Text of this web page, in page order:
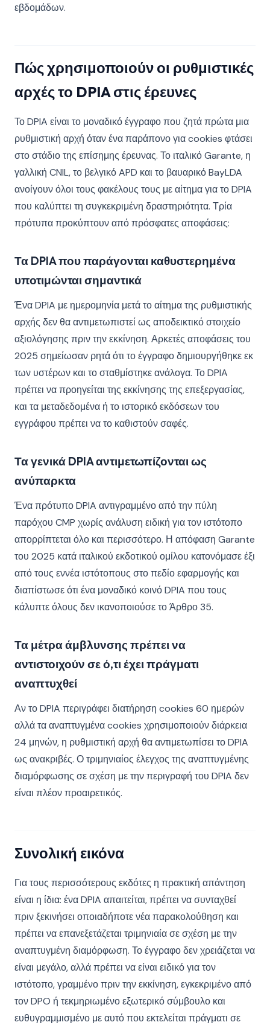
εβδομάδων.
Πώς χρησιμοποιούν οι ρυθμιστικές
αρχές το DPIA στις έρευνες
Το DPIA είναι το μοναδικό έγγραφο που ζητά πρώτα μια
ρυθμιστική αρχή όταν ένα παράπονο για cookies φτάσει
στο στάδιο της επίσημης έρευνας. Το ιταλικό Garante, η
γαλλική CNIL, το βελγικό APD και το βαυαρικό BayLDA
ανοίγουν όλοι τους φακέλους τους με αίτημα για το DPIA
που καλύπτει τη συγκεκριμένη δραστηριότητα. Τρία
πρότυπα προκύπτουν από πρόσφατες αποφάσεις:
Τα DPIA που παράγονται καθυστερημένα
υποτιμώνται σημαντικά
Ένα DPIA με ημερομηνία μετά το αίτημα της ρυθμιστικής
αρχής δεν θα αντιμετωπιστεί ως αποδεικτικό στοιχείο
αξιολόγησης πριν την εκκίνηση. Αρκετές αποφάσεις του
2025 σημείωσαν ρητά ότι το έγγραφο δημιουργήθηκε εκ
των υστέρων και το σταθμίστηκε ανάλογα. Το DPIA
πρέπει να προηγείται της εκκίνησης της επεξεργασίας,
και τα μεταδεδομένα ή το ιστορικό εκδόσεων του
εγγράφου πρέπει να το καθιστούν σαφές.
Τα γενικά DPIA αντιμετωπίζονται ως
ανύπαρκτα
Ένα πρότυπο DPIA αντιγραμμένο από την πύλη
παρόχου CMP χωρίς ανάλυση ειδική για τον ιστότοπο
απορρίπτεται όλο και περισσότερο. Η απόφαση Garante
του 2025 κατά ιταλικού εκδοτικού ομίλου κατονόμασε έξι
από τους εννέα ιστότοπους στο πεδίο εφαρμογής και
διαπίστωσε ότι ένα μοναδικό κοινό DPIA που τους
κάλυπτε όλους δεν ικανοποιούσε το Άρθρο 35.
Τα μέτρα άμβλυνσης πρέπει να
αντιστοιχούν σε ό,τι έχει πράγματι
αναπτυχθεί
Αν το DPIA περιγράφει διατήρηση cookies 60 ημερών
αλλά τα αναπτυγμένα cookies χρησιμοποιούν διάρκεια
24 μηνών, η ρυθμιστική αρχή θα αντιμετωπίσει το DPIA
ως ανακριβές. Ο τριμηνιαίος έλεγχος της αναπτυγμένης
διαμόρφωσης σε σχέση με την περιγραφή του DPIA δεν
είναι πλέον προαιρετικός.
Συνολική εικόνα
Για τους περισσότερους εκδότες η πρακτική απάντηση
είναι η ίδια: ένα DPIA απαιτείται, πρέπει να συνταχθεί
πριν ξεκινήσει οποιαδήποτε νέα παρακολούθηση και
πρέπει να επανεξετάζεται τριμηνιαία σε σχέση με την
αναπτυγμένη διαμόρφωση. Το έγγραφο δεν χρειάζεται να
είναι μεγάλο, αλλά πρέπει να είναι ειδικό για τον
ιστότοπο, γραμμένο πριν την εκκίνηση, εγκεκριμένο από
τον DPO ή τεκμηριωμένο εξωτερικό σύμβουλο και
ευθυγραμμισμένο με αυτό που εκτελείται πράγματι σε